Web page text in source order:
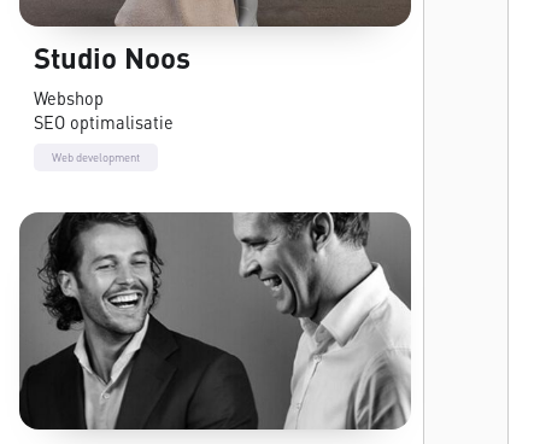
Studio Noos
Webshop
SEO optimalisatie
Web development